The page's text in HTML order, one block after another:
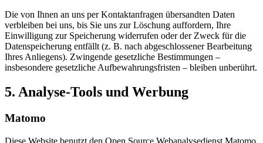
Die von Ihnen an uns per Kontaktanfragen übersandten Daten
verbleiben bei uns, bis Sie uns zur Löschung auffordern, Ihre
Einwilligung zur Speicherung widerrufen oder der Zweck für die
Datenspeicherung entfällt (z. B. nach abgeschlossener Bearbeitung
Ihres Anliegens). Zwingende gesetzliche Bestimmungen –
insbesondere gesetzliche Aufbewahrungsfristen – bleiben unberührt.
5. Analyse-Tools und Werbung
Matomo
Diese Website benutzt den Open Source Webanalysedienst Matomo.